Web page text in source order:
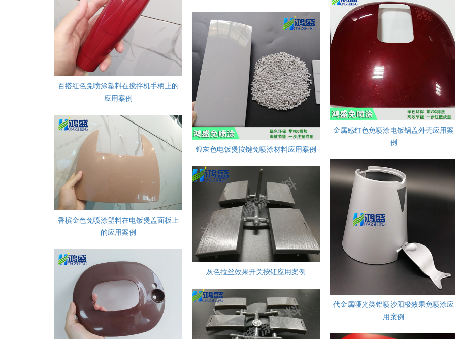
百搭红色免喷涂塑料在搅拌机手柄上的
应用案例
香槟金色免喷涂塑料在电饭煲盖面板上
的应用案例
银灰色电饭煲按键免喷涂材料应用案例
灰色拉丝效果开关按钮应用案例
金属感红色免喷涂电饭锅盖外壳应用案
例
代金属哑光类铝喷沙阳极效果免喷涂应
用案例